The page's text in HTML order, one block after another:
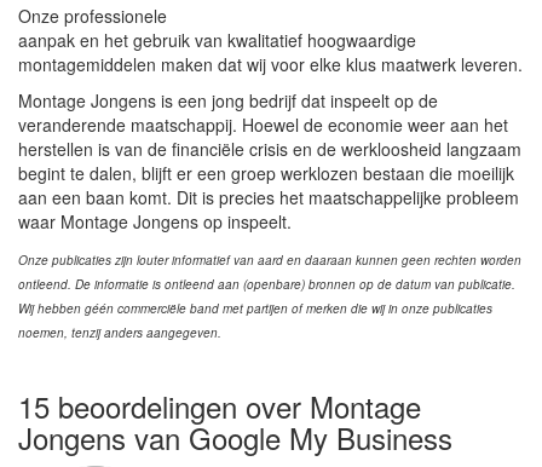
Onze professionele
aanpak en het gebruik van kwalitatief hoogwaardige
montagemiddelen maken dat wij voor elke klus maatwerk leveren.
Montage Jongens is een jong bedrijf dat inspeelt op de
veranderende maatschappij. Hoewel de economie weer aan het
herstellen is van de financiële crisis en de werkloosheid langzaam
begint te dalen, blijft er een groep werklozen bestaan die moeilijk
aan een baan komt. Dit is precies het maatschappelijke probleem
waar Montage Jongens op inspeelt.
Onze publicaties zijn louter informatief van aard en daaraan kunnen geen rechten worden
ontleend. De informatie is ontleend aan (openbare) bronnen op de datum van publicatie.
Wij hebben géén commerciële band met partijen of merken die wij in onze publicaties
noemen, tenzij anders aangegeven.
15 beoordelingen over Montage
Jongens van Google My Business